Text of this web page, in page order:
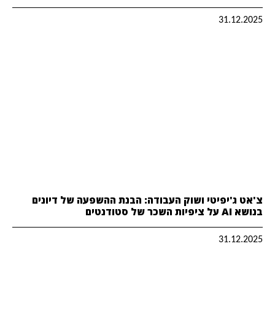
31.12.2025
צ'אט ג'יפיטי ושוק העבודה: הבנת ההשפעה של דיונים
בנושא AI על ציפיות השכר של סטודנטים
31.12.2025